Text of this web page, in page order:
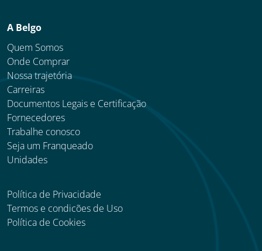
A Belgo
Quem Somos
Onde Comprar
Nossa trajetória
Carreiras
Documentos Legais e Certificação
Fornecedores
Trabalhe conosco
Seja um Franqueado
Unidades
Política de Privacidade
Termos e condicões de Uso
Política de Cookies